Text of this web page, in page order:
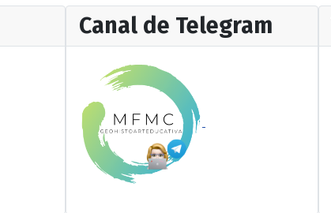
Canal de Telegram